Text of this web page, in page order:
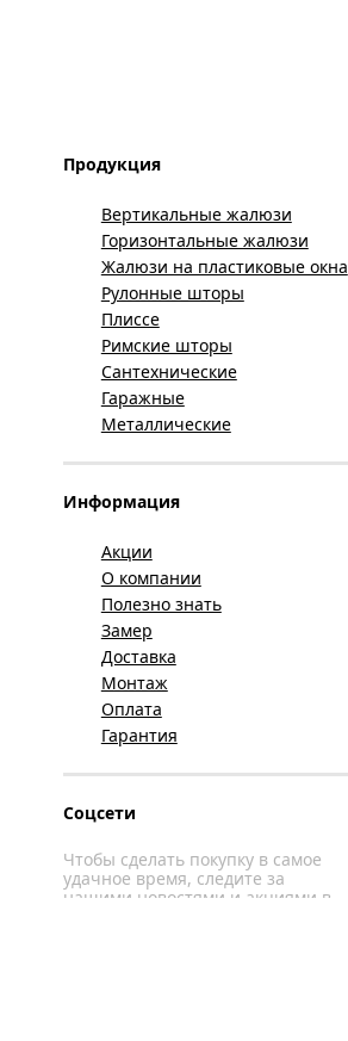
Продукция
Вертикальные жалюзи
Горизонтальные жалюзи
Жалюзи на пластиковые окна
Рулонные шторы
Плиссе
Римские шторы
Сантехнические
Гаражные
Металлические
Информация
Акции
О компании
Полезно знать
Замер
Доставка
Монтаж
Оплата
Гарантия
Соцсети
Чтобы сделать покупку в самое
удачное время, следите за
нашими новостями и акциями в